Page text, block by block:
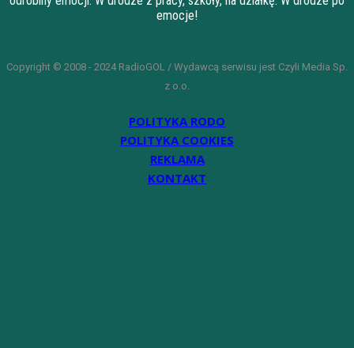
emocje!
Copyright © 2008 - 2024 RadioGOL / Wydawcą serwisu jest Czyli Media Sp.
z o.o.
POLITYKA RODO
POLITYKA COOKIES
REKLAMA
KONTAKT